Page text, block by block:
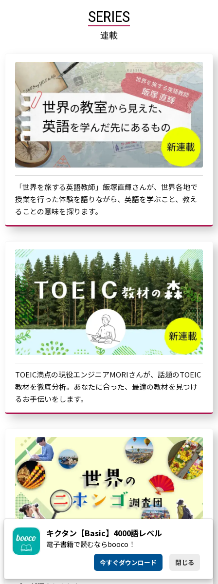
SERIES
連載
「世界を旅する英語教師」飯塚直輝さんが、世界各地で
授業を行った体験を語りながら、英語を学ぶこと、教え
ることの意味を探ります。
TOEIC満点の現役エンジニアMORIさんが、話題のTOEIC
教材を徹底分析。あなたに合った、最適の教材を見つけ
るお手伝いをします。
世界で使われている日本語を、世界80カ国以上の現地在
住日本人ライターやカメラマンの集団「海外書き人クラ
キクタン【Basic】4000語レベル
電子書籍で読むならbooco！
今すぐダウンロード 閉じる